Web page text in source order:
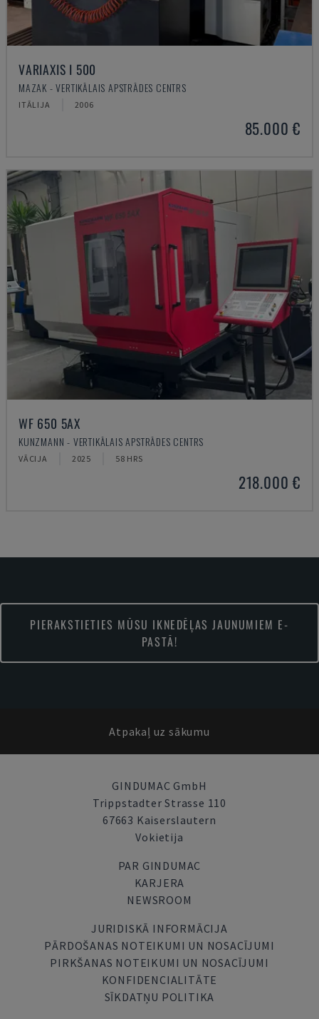
VARIAXIS I 500
MAZAK - VERTIKĀLAIS APSTRĀDES CENTRS
ITĀLIJA 2006
85.000 €
WF 650 5AX
KUNZMANN - VERTIKĀLAIS APSTRĀDES CENTRS
VĀCIJA 2025 58 HRS
218.000 €
PIERAKSTIETIES MŪSU IKNEDĒĻAS JAUNUMIEM E-
PASTĀ!
Atpakaļ uz sākumu
GINDUMAC GmbH
Trippstadter Strasse 110
67663 Kaiserslautern
Vokietija
PAR GINDUMAC
KARJERA
NEWSROOM
JURIDISKĀ INFORMĀCIJA
PĀRDOŠANAS NOTEIKUMI UN NOSACĪJUMI
PIRKŠANAS NOTEIKUMI UN NOSACĪJUMI
KONFIDENCIALITĀTE
SĪKDATŅU POLITIKA